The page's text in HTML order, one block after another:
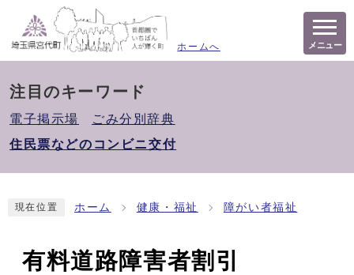
ホームへ メニュー
注目のキーワード
電子掲示場
ごみ分別辞典
住民票などのコンビニ交付
現在位置 ホーム 健康・福祉 障がい者福祉
有料道路障害者割引